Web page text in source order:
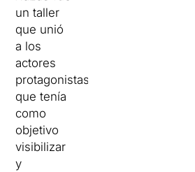
un taller
que unió
a los
actores
protagonistas,
que tenía
como
objetivo
visibilizar
y